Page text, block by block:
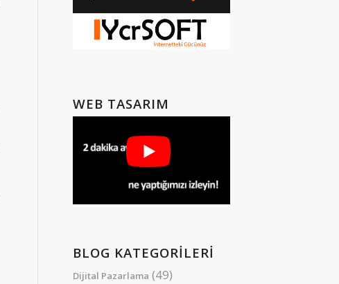
WEB TASARIM
BLOG KATEGORILERI
Dijital Pazarlama (49)